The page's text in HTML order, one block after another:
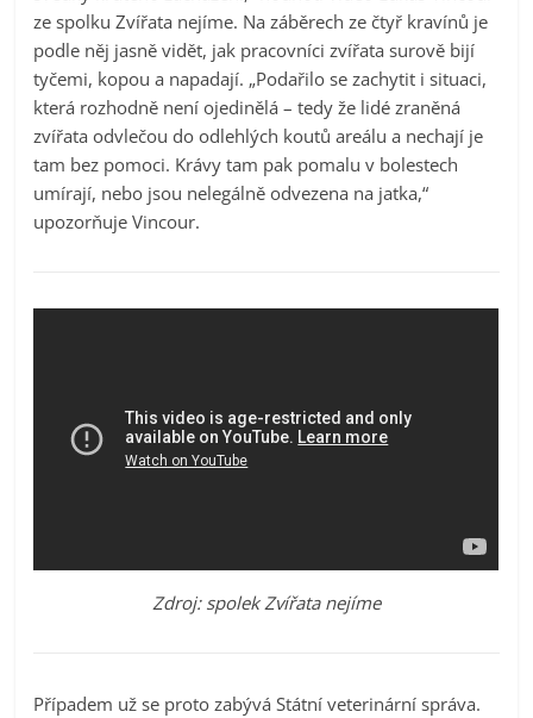
ze spolku Zvířata nejíme. Na záběrech ze čtyř kravínů je
podle něj jasně vidět, jak pracovníci zvířata surově bijí
tyčemi, kopou a napadají. „Podařilo se zachytit i situaci,
která rozhodně není ojedinělá – tedy že lidé zraněná
zvířata odvlečou do odlehlých koutů areálu a nechají je
tam bez pomoci. Krávy tam pak pomalu v bolestech
umírají, nebo jsou nelegálně odvezena na jatka,“
upozorňuje Vincour.
Zdroj: spolek Zvířata nejíme
Případem už se proto zabývá Státní veterinární správa.